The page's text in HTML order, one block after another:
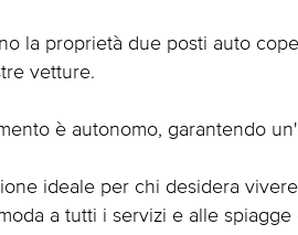
la proprietà due posti auto
vetture.
è autonomo, garantendo
ideale per chi desidera
a tutti i servizi e alle